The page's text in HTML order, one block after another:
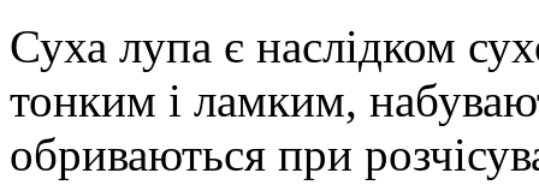
Суха лупа є наслідком
тонким і ламким,
обриваються при